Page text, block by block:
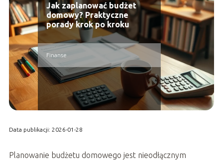
Jak zaplanować budżet
domowy? Praktyczne
porady krok po kroku
Finanse
Data publikacji: 2026-01-28
Planowanie budżetu domowego jest nieodłącznym